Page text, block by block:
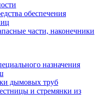
обеспечения
части, наконечники
назначения
дымовых труб
и стремянки из